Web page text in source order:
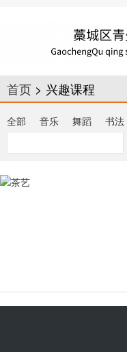
首页 > 兴趣课程
全部 音乐 舞蹈 书法